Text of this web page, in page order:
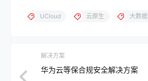
UCloud 云原生 大数据
解决方案
华为云等保合规安全解决方案